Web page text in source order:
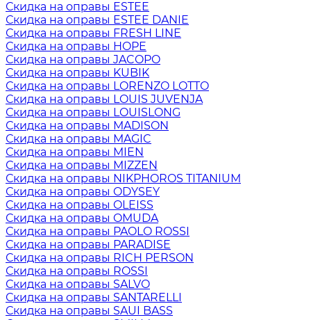
Скидка на оправы ESTEE
Скидка на оправы ESTEE DANIE
Скидка на оправы FRESH LINE
Скидка на оправы HOPE
Скидка на оправы JACOPO
Скидка на оправы KUBIK
Скидка на оправы LORENZO LOTTO
Скидка на оправы LOUIS JUVENJA
Скидка на оправы LOUISLONG
Скидка на оправы MADISON
Скидка на оправы MAGIC
Скидка на оправы MIEN
Скидка на оправы MIZZEN
Скидка на оправы NIKPHOROS TITANIUM
Скидка на оправы ODYSEY
Скидка на оправы OLEISS
Скидка на оправы OMUDA
Скидка на оправы PAOLO ROSSI
Скидка на оправы PARADISE
Скидка на оправы RICH PERSON
Скидка на оправы ROSSI
Скидка на оправы SALVO
Скидка на оправы SANTARELLI
Скидка на оправы SAUI BASS